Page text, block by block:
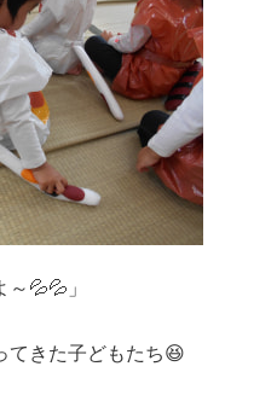
～💦💦」
てきた子どもたち😆